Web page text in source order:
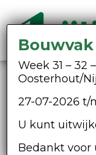
Zand
assortiment
soorten zand,
Week 31 – 32
Oosterhout/
27-07-2026 t/
U kunt
Bedankt voor